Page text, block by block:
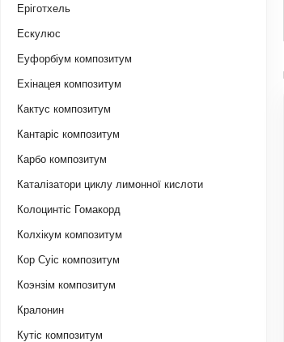
Еріготхель
Ескулюс
Еуфорбіум композитум
Ехінацея композитум
Кактус композитум
Кантаріс композитум
Карбо композитум
Каталізатори циклу лимонної кислоти
Колоцинтіс Гомакорд
Колхікум композитум
Кор Суіс композитум
Коэнзім композитум
Кралонин
Кутіс композитум